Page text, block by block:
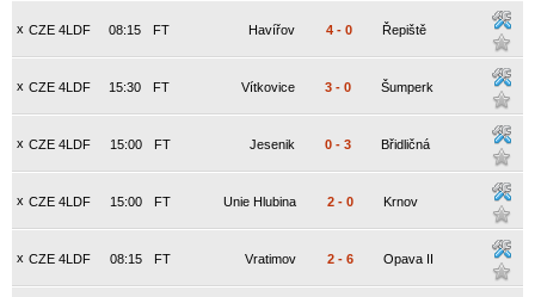
x CZE 4LDF FT
08:15 Havířov 4 - 0 Řepiště
x CZE 4LDF FT
15:30 Vítkovice 3 - 0 Šumperk
x CZE 4LDF FT
15:00 Jesenik 0 - 3 Břidličná
x CZE 4LDF FT
15:00 Unie Hlubina 2 - 0 Krnov
x CZE 4LDF FT
08:15 Vratimov 2 - 6 Opava II